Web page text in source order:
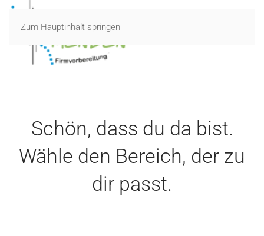
Zum Hauptinhalt springen
Schön, dass du da bist.
Wähle den Bereich, der zu
dir passt.